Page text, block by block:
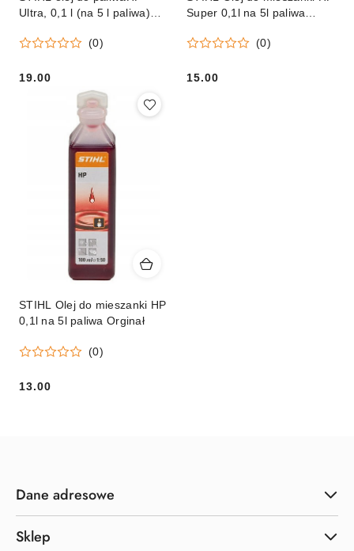
Ultra, 0,1 l (na 5 l paliwa)
(0)
Cena:
19.00
Super 0,1l na 5l paliwa
(0)
Cena:
15.00
STIHL Olej do mieszanki HP
0,1l na 5l paliwa Orginał
(0)
Cena:
13.00
Dane adresowe
Sklep